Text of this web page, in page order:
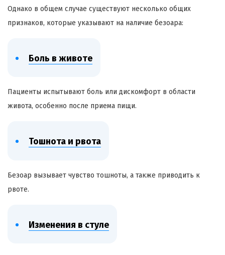
Однако в общем случае существуют несколько общих
признаков, которые указывают на наличие безоара:
Боль в животе
Пациенты испытывают боль или дискомфорт в области
живота, особенно после приема пищи.
Тошнота и рвота
Безоар вызывает чувство тошноты, а также приводить к
рвоте.
Изменения в стуле